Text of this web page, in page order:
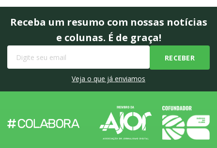
Receba um resumo com nossas notícias
e colunas. É de graça!
Veja o que já enviamos